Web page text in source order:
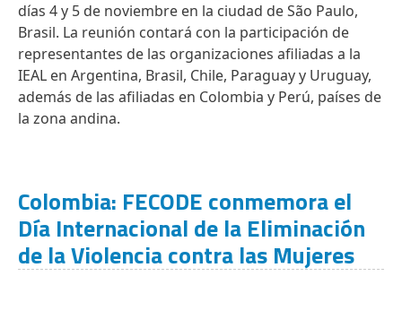
días 4 y 5 de noviembre en la ciudad de São Paulo,
Brasil. La reunión contará con la participación de
representantes de las organizaciones afiliadas a la
IEAL en Argentina, Brasil, Chile, Paraguay y Uruguay,
además de las afiliadas en Colombia y Perú, países de
la zona andina.
Colombia: FECODE conmemora el
Día Internacional de la Eliminación
de la Violencia contra las Mujeres